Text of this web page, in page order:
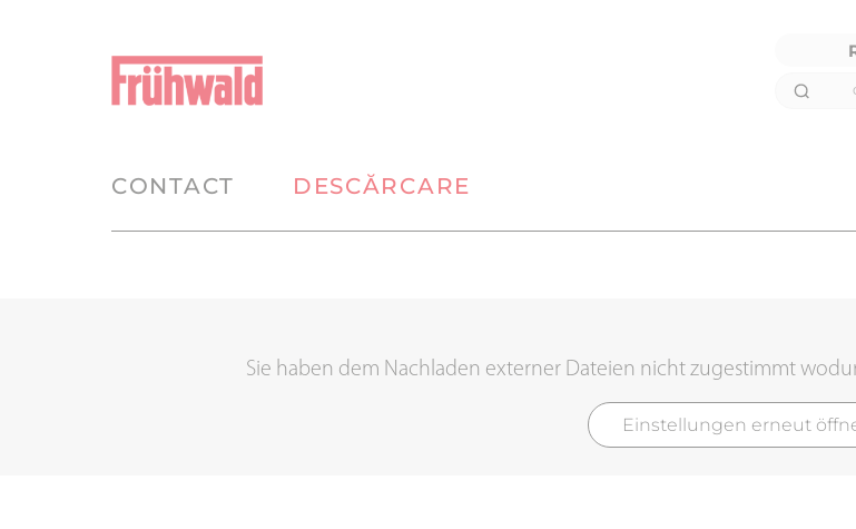
CONTACT DESCĂRCARE
Sie haben dem Nachladen externer Dateien nicht zugestimmt
Einstellungen erneut